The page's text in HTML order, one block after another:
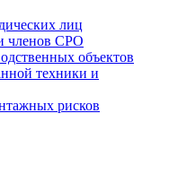
лиц
членов СРО
объектов
техники и
рисков